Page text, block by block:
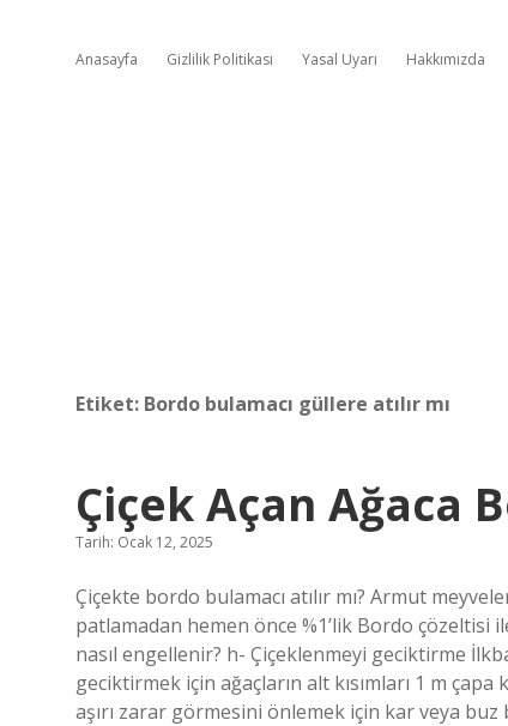
Anasayfa Gizlilik Politikası Yasal Uyarı Hakkımızda
Etiket: Bordo bulamacı güllere atılır mı
Çiçek Açan Ağaca
Tarih: Ocak 12, 2025
Çiçekte bordo bulamacı atılır mı? Armut
patlamadan hemen önce %1’lik Bordo çözeltisi
nasıl engellenir? h- Çiçeklenmeyi geciktirme
geciktirmek için ağaçların alt kısımları 1 m
aşırı zarar görmesini önlemek için kar veya